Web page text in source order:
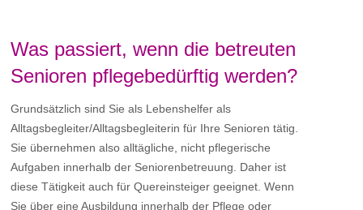
Was passiert, wenn die betreuten
Senioren pflegebedürftig werden?
Grundsätzlich sind Sie als Lebenshelfer als
Alltagsbegleiter/Alltagsbegleiterin für Ihre Senioren tätig.
Sie übernehmen also alltägliche, nicht pflegerische
Aufgaben innerhalb der Seniorenbetreuung. Daher ist
diese Tätigkeit auch für Quereinsteiger geeignet. Wenn
Sie über eine Ausbildung innerhalb der Pflege oder